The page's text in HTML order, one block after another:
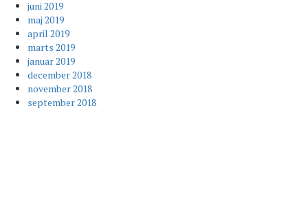
juni 2019
maj 2019
april 2019
marts 2019
januar 2019
december 2018
november 2018
september 2018